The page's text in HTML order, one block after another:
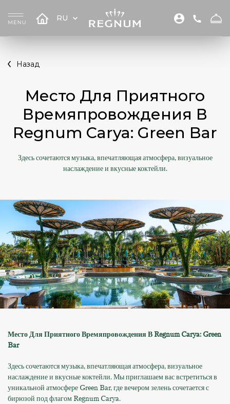
RU
Назад
Место Для Приятного
Времяпровождения В
Regnum Carya: Green Bar
Здесь сочетаются музыка, впечатляющая атмосфера, визуальное
наслаждение и вкусные коктейли.
Место Для Приятного Времяпровождения В Regnum Carya: Green
Bar
Здесь сочетаются музыка, впечатляющая атмосфера, визуальное
наслаждение и вкусные коктейли. Мы приглашаем вас встретиться в
уникальной атмосфере Green Bar, где вечером зелень сочетается с
бирюзой под флагом Regnum Carya.